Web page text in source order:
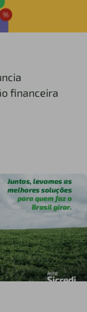
financeira